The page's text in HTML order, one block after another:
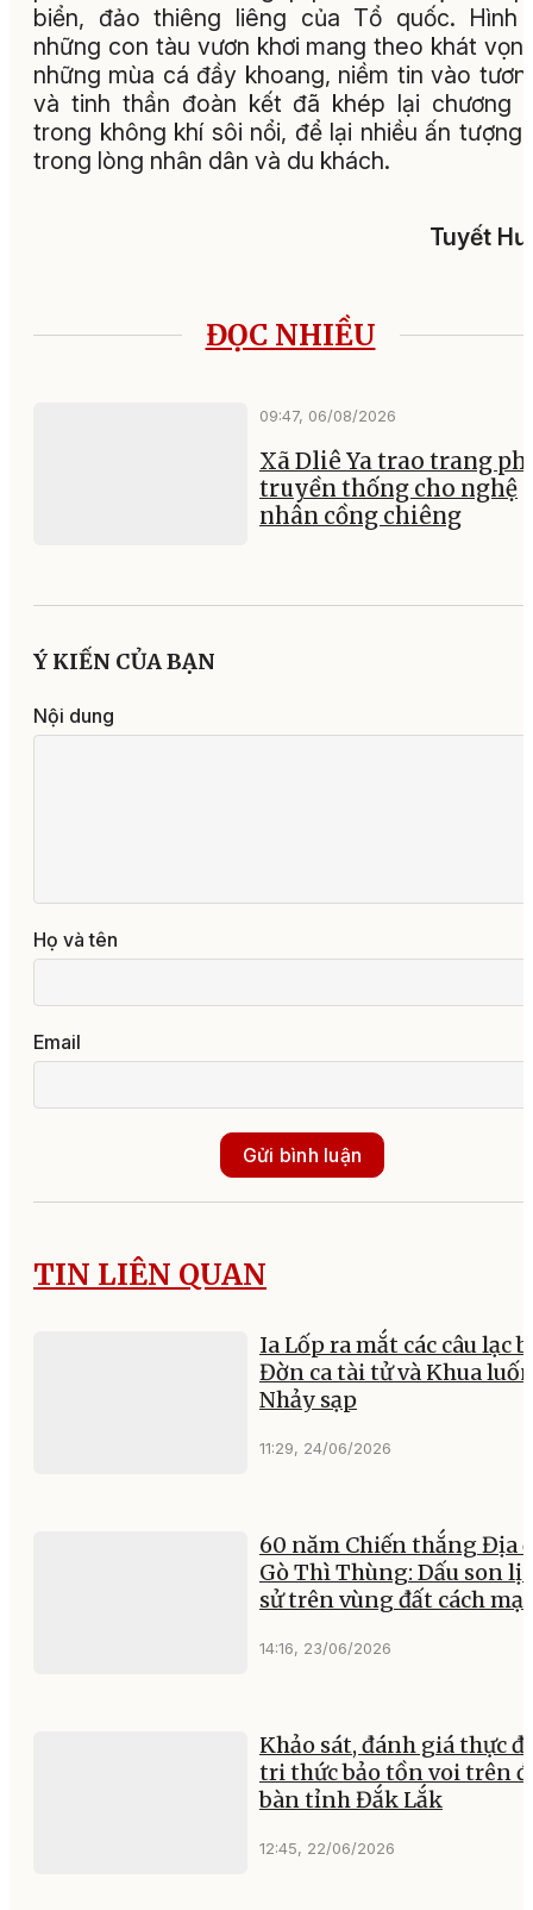
biển, đảo thiêng liêng của Tổ quốc. Hình
những con tàu vươn khơi mang theo khát
những mùa cá đầy khoang, niềm tin vào
và tinh thần đoàn kết đã khép lại chương
trong không khí sôi nổi, để lại nhiều ấn tượng
trong lòng nhân dân và du khách.
Tuyết
ĐỌC NHIỀU
09:47, 06/08/2026
Xã Dliê Ya trao trang
truyền thống cho nghệ
nhân cồng chiêng
Ý KIẾN CỦA BẠN
Nội dung
Họ và tên
Email
Gửi bình luận
TIN LIÊN QUAN
Ia Lốp ra mắt các câu lạc
Đờn ca tài tử và Khua
Nhảy sạp
11:29, 24/06/2026
60 năm Chiến thắng Địa
Gò Thì Thùng: Dấu son
sử trên vùng đất cách
14:16, 23/06/2026
Khảo sát, đánh giá thực
tri thức bảo tồn voi trên
bàn tỉnh Đắk Lắk
12:45, 22/06/2026